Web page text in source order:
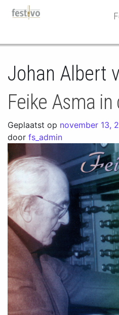
Hoofdnavigatie
Johan Albert
Feike Asma
Geplaatst op november 13,
door fs_admin